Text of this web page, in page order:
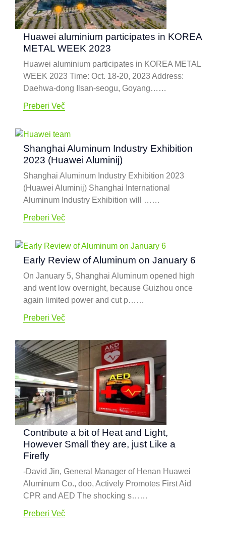
Huawei aluminium participates in KOREA
METAL WEEK 2023
Huawei aluminium participates in KOREA METAL
WEEK 2023 Time: Oct. 18-20, 2023 Address:
Daehwa-dong Ilsan-seogu, Goyang……
Preberi Več
Shanghai Aluminum Industry Exhibition
2023 (Huawei Aluminij)
Shanghai Aluminum Industry Exhibition 2023
(Huawei Aluminij) Shanghai International
Aluminum Industry Exhibition will ……
Preberi Več
Early Review of Aluminum on January 6
On January 5, Shanghai Aluminum opened high
and went low overnight, because Guizhou once
again limited power and cut p……
Preberi Več
Contribute a bit of Heat and Light,
However Small they are, just Like a
Firefly
-David Jin, General Manager of Henan Huawei
Aluminum Co., doo, Actively Promotes First Aid
CPR and AED The shocking s……
Preberi Več